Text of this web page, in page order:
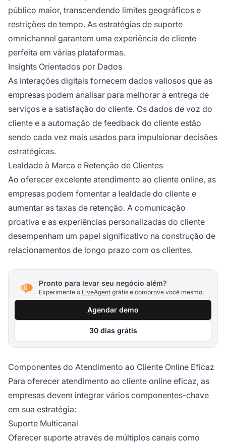
público maior, transcendendo limites geográficos e
restrições de tempo. As estratégias de suporte
omnichannel garantem uma experiência de cliente
perfeita em várias plataformas.
Insights Orientados por Dados
As interações digitais fornecem dados valiosos que as
empresas podem analisar para melhorar a entrega de
serviços e a satisfação do cliente. Os dados de voz do
cliente e a automação de feedback do cliente estão
sendo cada vez mais usados para impulsionar decisões
estratégicas.
Lealdade à Marca e Retenção de Clientes
Ao oferecer excelente atendimento ao cliente online, as
empresas podem fomentar a lealdade do cliente e
aumentar as taxas de retenção. A comunicação
proativa e as experiências personalizadas do cliente
desempenham um papel significativo na construção de
relacionamentos de longo prazo com os clientes.
Pronto para levar seu negócio além?
Experimente o LiveAgent grátis e comprove você mesmo.
Agendar demo
30 dias grátis
Componentes do Atendimento ao Cliente Online Eficaz
Para oferecer atendimento ao cliente online eficaz, as
empresas devem integrar vários componentes-chave
em sua estratégia:
Suporte Multicanal
Oferecer suporte através de múltiplos canais como